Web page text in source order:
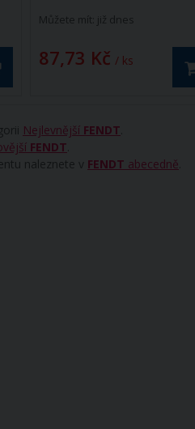
Můžete mít: již dnes
87,73 Kč / ks
84535312, FIAT 9918114, FIAT 9924318,
HOLAND 1909100, NEW HOLAND
84535312, SAME 2.4319.060
Nejlevnější FENDT
FENDT
naleznete v FENDT abecedně